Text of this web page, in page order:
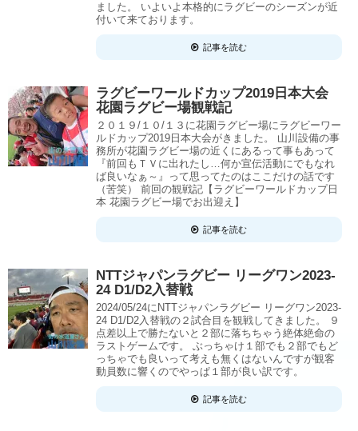
ました。 いよいよ本格的にラグビーのシーズンが近
付いて来ております。
記事を読む
ラグビーワールドカップ2019日本大会
花園ラグビー場観戦記
２０１９/１０/１３に花園ラグビー場にラグビーワー
ルドカップ2019日本大会がきました。 山川設備の事
務所が花園ラグビー場の近くにあるって事もあって
『前回もＴＶに出れたし…何か宣伝活動にでもなれ
ば良いなぁ～』って思ってたのはここだけの話です
（苦笑） 前回の観戦記【ラグビーワールドカップ日
本 花園ラグビー場でお出迎え】
記事を読む
NTTジャパンラグビー リーグワン2023-
24 D1/D2入替戦
2024/05/24にNTTジャパンラグビー リーグワン2023-
24 D1/D2入替戦の２試合目を観戦してきました。 ９
点差以上で勝たないと２部に落ちちゃう絶体絶命の
ラストゲームです。 ぶっちゃけ１部でも２部でもど
っちゃでも良いって考えも無くはないんですが観客
動員数に響くのでやっぱ１部が良い訳です。
記事を読む